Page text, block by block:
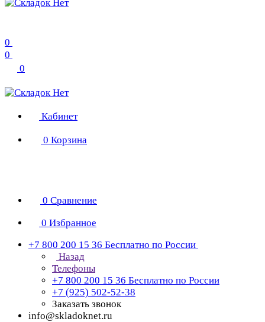
0
0
0
Кабинет
0 Корзина
0 Сравнение
0 Избранное
+7 800 200 15 36 Бесплатно по России
Назад
Телефоны
+7 800 200 15 36 Бесплатно по России
+7 (925) 502-52-38
Заказать звонок
info@skladoknet.ru